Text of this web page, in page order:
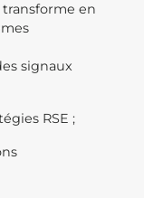
en
signaux
RSE ;